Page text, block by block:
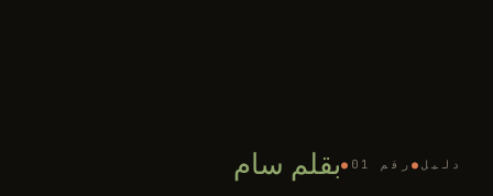
دليل● رقم 01 ●بقلم سام